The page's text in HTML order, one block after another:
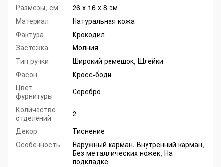
Размеры, см
26 х 16 х 8 см
Материал
Натуральная кожа
Фактура
Крокодил
Застежка
Молния
Тип ручки
Широкий ремешок, Шлейки
Фасон
Кросс-боди
Цвет
фурнитуры
Серебро
Количество
отделений
2
Декор
Тиснение
Особенность
Наружный карман, Внутренний карман,
Без металлических ножек, На
подкладке